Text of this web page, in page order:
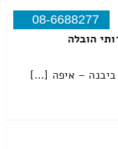
08-6688277
הובלה
ביבנה – איפה […]